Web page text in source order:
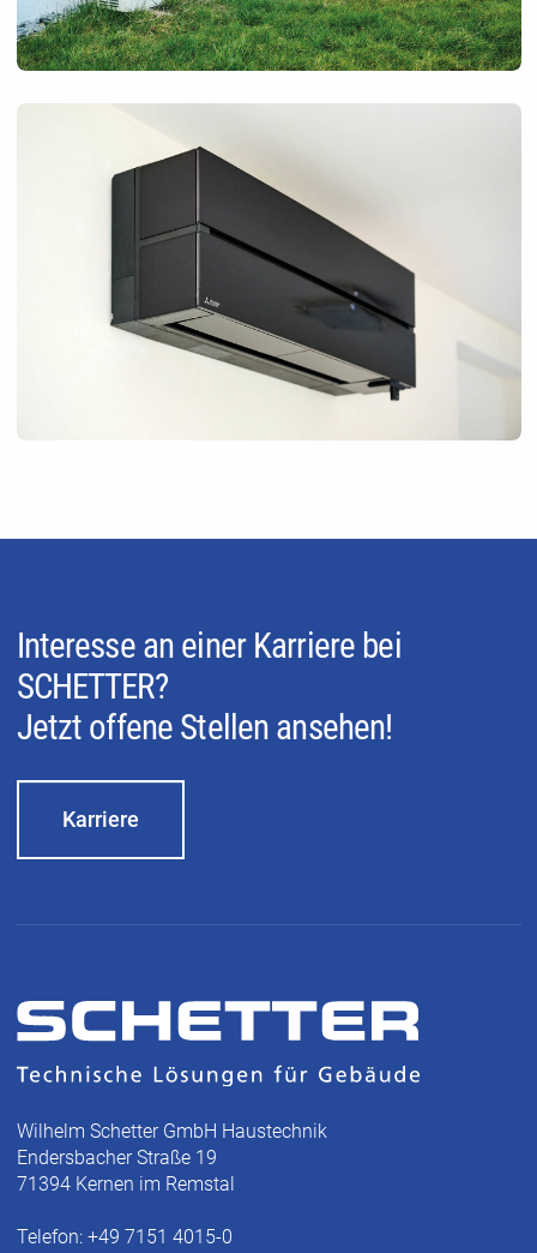
Interesse an einer Karriere bei
SCHETTER?
Jetzt offene Stellen ansehen!
Karriere
Wilhelm Schetter GmbH Haustechnik
Endersbacher Straße 19
71394 Kernen im Remstal
Telefon: +49 7151 4015-0